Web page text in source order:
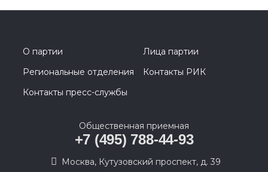
О партии
Лица партии
Региональные отделения
Контакты РИК
Контакты пресс-службы
Общественная приемная
+7 (495) 788-44-93
Москва, Кутузовский проспект, д. 39